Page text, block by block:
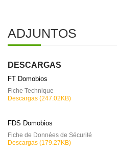
ADJUNTOS
DESCARGAS
FT Domobios
Fiche Technique
Descargas (247.02KB)
FDS Domobios
Fiche de Données de Sécurité
Descargas (179.27KB)